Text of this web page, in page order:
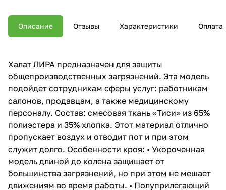
Описание Отзывы Характеристики Оплата
Халат ЛИРА предназначен для защиты
общепроизводственных загрязнений. Эта модель
подойдет сотрудникам сферы услуг: работникам
салонов, продавцам, а также медицинскому
персоналу. Состав: смесовая ткань «Тиси» из 65%
полиэстера и 35% хлопка. Этот материал отлично
пропускает воздух и отводит пот и при этом
служит долго. Особенности кроя: • Укороченная
модель длиной до колена защищает от
большинства загрязнений, но при этом не мешает
движениям во время работы. • Полуприлегающий